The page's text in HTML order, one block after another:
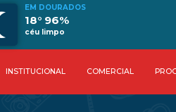
EM DOURADOS
18° 96%
céu limpo
INSTITUCIONAL COMERCIAL